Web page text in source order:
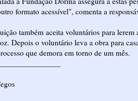
formato acessível", comenta a
também aceita voluntários para lerem
Depois o voluntário leva a obra para
que demora em torno de um mês.